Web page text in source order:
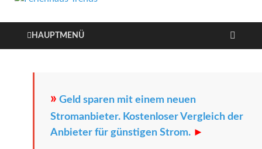
Ferienhaus
Trends
Ferienwohnungen in Europa
HAUPTMENÜ
» Geld sparen mit einem neuen
Stromanbieter. Kostenloser Vergleich der
Anbieter für günstigen Strom. ►